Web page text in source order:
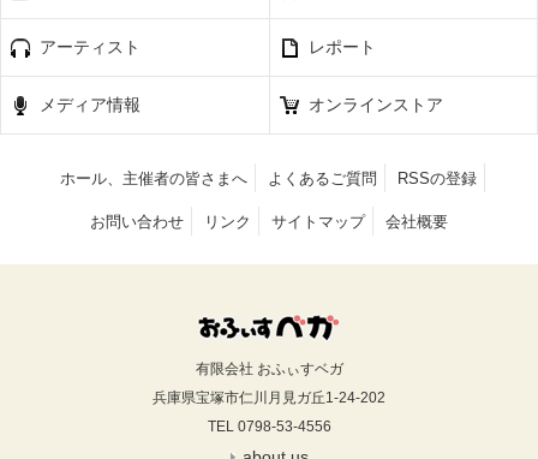
アーティスト レポート
メディア情報 オンラインストア
ホール、主催者の皆さまへ よくあるご質問 RSSの登録
お問い合わせ リンク サイトマップ 会社概要
有限会社 おふぃすベガ
兵庫県宝塚市仁川月見ガ丘1-24-202
TEL 0798-53-4556